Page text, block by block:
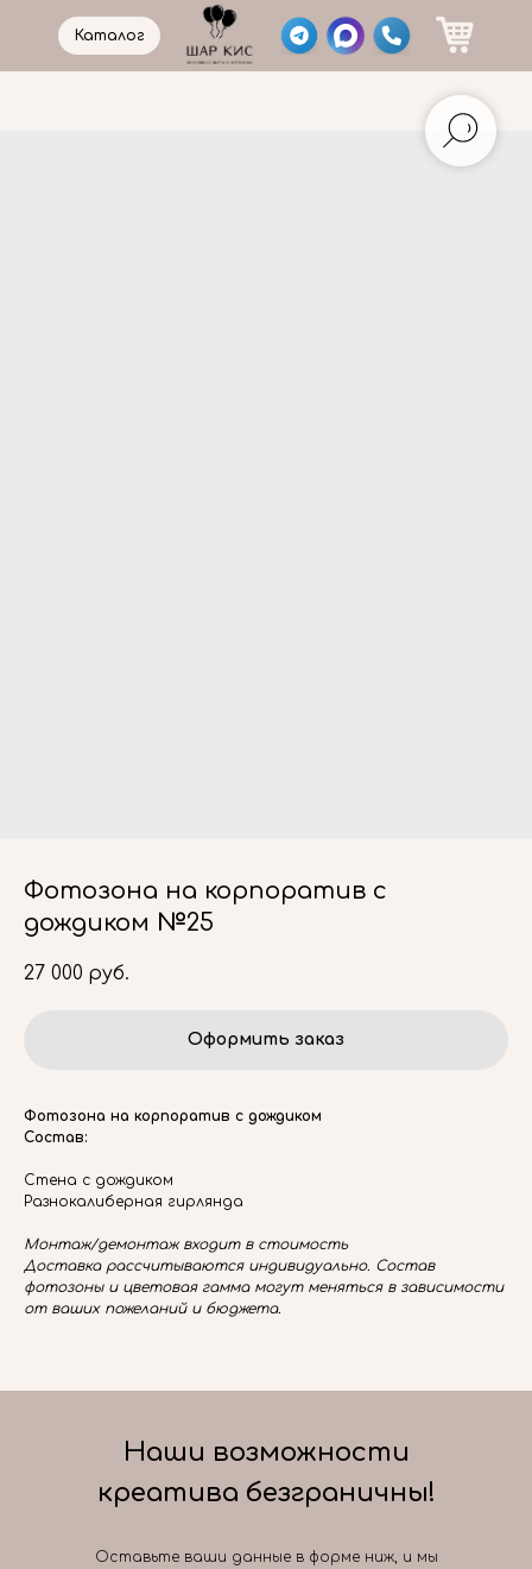
Каталог
Фотозона на корпоратив с
дождиком №25
27 000 руб.
Оформить заказ
Фотозона на корпоратив с дождиком
Состав:
Стена с дождиком
Разнокалиберная гирлянда
Монтаж/демонтаж входит в стоимость
Доставка рассчитываются индивидуально. Состав
фотозоны и цветовая гамма могут меняться в зависимости
от ваших пожеланий и бюджета.
Наши возможности
креатива безграничны!
Оставьте ваши данные в форме ниж, и мы